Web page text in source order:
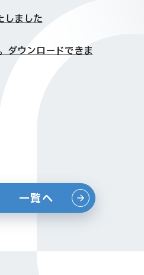
しました
ダウンロードできま
一覧へ